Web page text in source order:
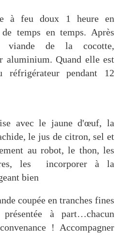
à feu doux 1 heure en
temps en temps. Après
viande de la cocotte,
aluminium. Quand elle est
pendant 12
avec le jaune d'œuf, la
le jus de citron, sel et
au robot, le thon, les
les incorporer à la
bien
coupée en tranches fines
à part…chacun
! Accompagner